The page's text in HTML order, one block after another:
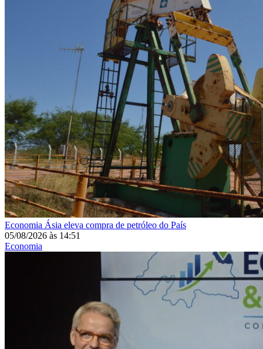
Economia Ásia eleva compra de petróleo do País
05/08/2026 às 14:51
Economia